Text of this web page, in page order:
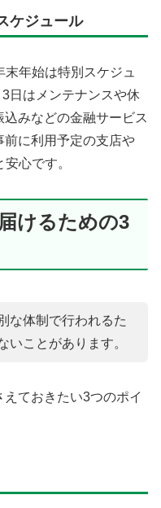
ケジュール
年始は特別スケジュ
日はメンテナンスや休
みなどの金融サービス
前に利用予定の支店や
心です。
けるための3
な体制で行われるた
いことがあります。
ておきたい3つのポイ